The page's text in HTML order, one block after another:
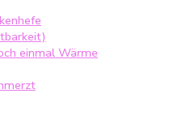
Tipps
für
Hefeteig
du
einmal Wärme